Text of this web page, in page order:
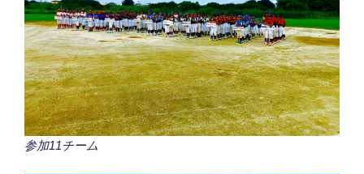
参加11チーム